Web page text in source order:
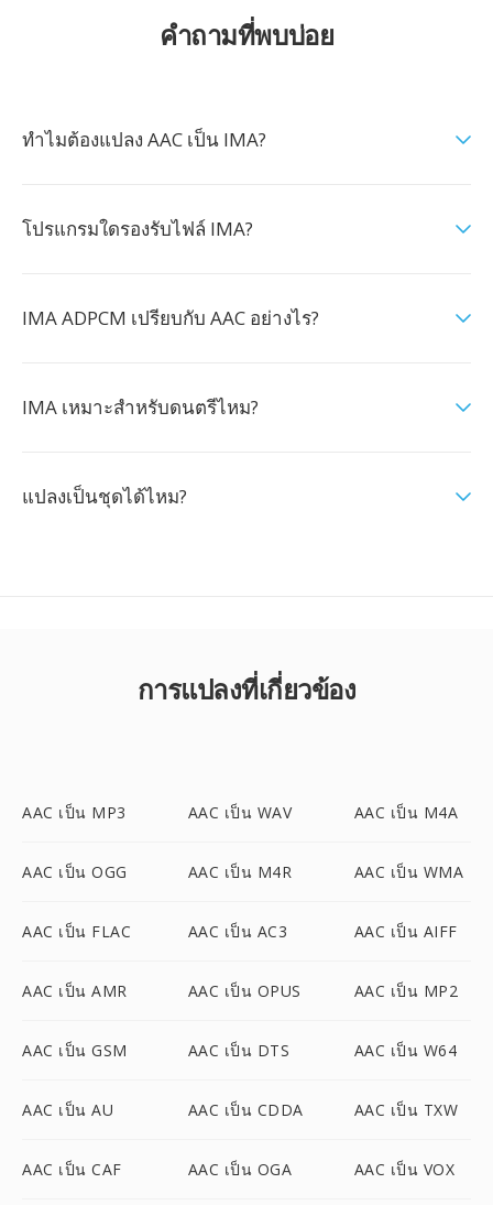
คำถามที่พบบ่อย
ทำไมต้องแปลง AAC เป็น IMA?
โปรแกรมใดรองรับไฟล์ IMA?
IMA ADPCM เปรียบกับ AAC อย่างไร?
IMA เหมาะสำหรับดนตรีไหม?
แปลงเป็นชุดได้ไหม?
การแปลงที่เกี่ยวข้อง
AAC เป็น MP3 AAC เป็น WAV AAC เป็น M4A
AAC เป็น OGG AAC เป็น M4R AAC เป็น WMA
AAC เป็น FLAC AAC เป็น AC3 AAC เป็น AIFF
AAC เป็น AMR AAC เป็น OPUS AAC เป็น MP2
AAC เป็น GSM AAC เป็น DTS AAC เป็น W64
AAC เป็น AU AAC เป็น CDDA AAC เป็น TXW
AAC เป็น CAF AAC เป็น OGA AAC เป็น VOX